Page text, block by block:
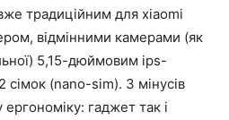
традиційним для xiaomi
відмінними камерами (як
5,15-дюймовим ips-
(nano-sim). З мінусів
гаджет так і